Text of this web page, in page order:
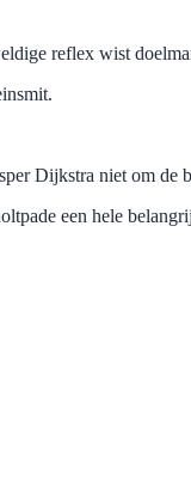
reflex wist
Dijkstra niet om de
een hele